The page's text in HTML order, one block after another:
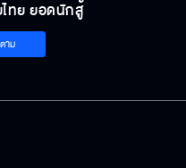
ไม้ มวยไทย ยอดนักสู้ EP.19
ทย ยอดนักสู้
าม